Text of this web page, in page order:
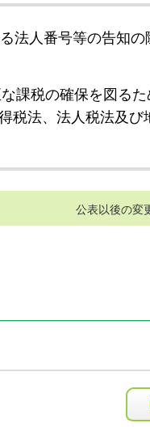
法人番号等の告知
課税の確保を図る
税法、法人税法及び
公表以後の変